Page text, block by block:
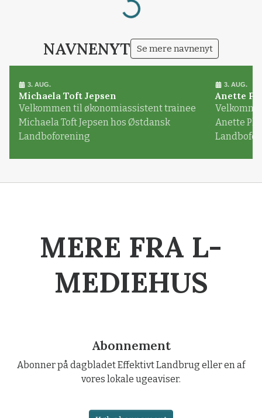
Loading...
NAVNENYT Se mere navnenyt
3. AUG.
Michaela Toft Jepsen
Velkommen til økonomiassistent trainee
Michaela Toft Jepsen hos Østdansk
Landboforening
3. AUG.
Anette
Anette
MERE FRA L-
MEDIEHUS
Abonnement
Abonner på dagbladet Effektivt Landbrug eller en af
vores lokale ugeaviser.